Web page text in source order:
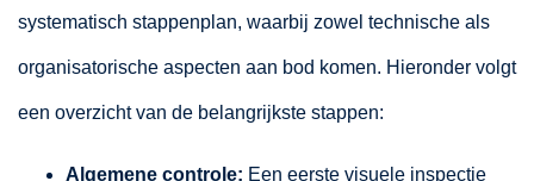
systematisch stappenplan, waarbij zowel technische als
organisatorische aspecten aan bod komen. Hieronder volgt
een overzicht van de belangrijkste stappen:
Algemene controle: Een eerste visuele inspectie